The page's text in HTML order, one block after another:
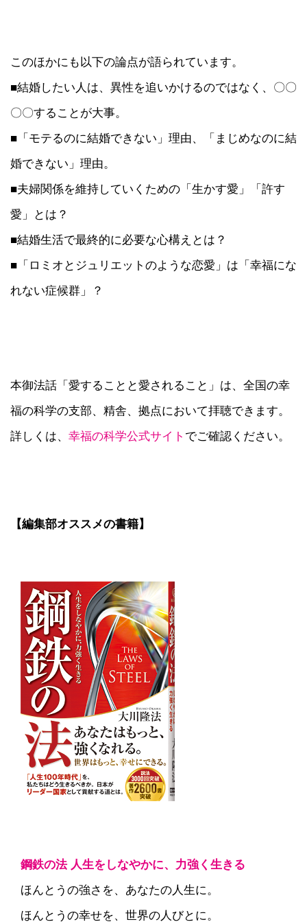
このほかにも以下の論点が語られています。
■結婚したい人は、異性を追いかけるのではなく、〇〇
〇〇することが大事。
■「モテるのに結婚できない」理由、「まじめなのに結
婚できない」理由。
■夫婦関係を維持していくための「生かす愛」「許す
愛」とは？
■結婚生活で最終的に必要な心構えとは？
■「ロミオとジュリエットのような恋愛」は「幸福にな
れない症候群」？
本御法話「愛することと愛されること」は、全国の幸
福の科学の支部、精舎、拠点において拝聴できます。
詳しくは、 幸福の科学公式サイト でご確認ください。
【編集部オススメの書籍】
鋼鉄の法 人生をしなやかに、力強く生きる
ほんとうの強さを、あなたの人生に。
ほんとうの幸せを、世界の人びとに。